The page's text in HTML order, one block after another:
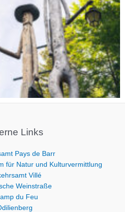
Links
Pays de Barr
für Natur und Kulturvermittlung
Villé
Weinstraße
du Feu